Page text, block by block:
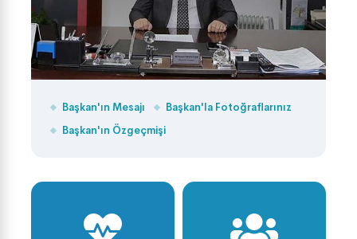
Başkan'ın Mesajı
Başkan'la Fotoğraflarınız
Başkan'ın Özgeçmişi